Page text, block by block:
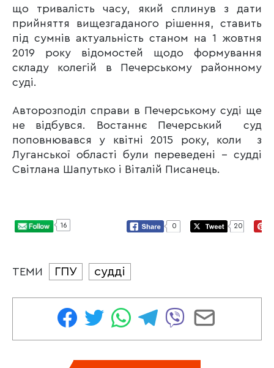
що тривалість часу, який сплинув з дати
прийняття вищезгаданого рішення, ставить
під сумнів актуальність станом на 1 жовтня
2019 року відомостей щодо формування
складу колегій в Печерському районному
суді.
Авторозподіл справи в Печерському суді ще
не відбувся. Востаннє Печерський суд
поповнювався у квітні 2015 року, коли з
Луганської області були переведені – судді
Світлана Шапутько і Віталій Писанець.
16 0 20
ТЕМИ ГПУ судді